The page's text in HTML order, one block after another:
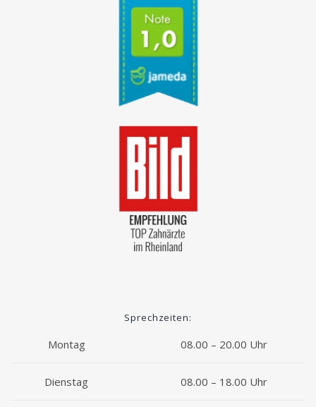
Sprechzeiten:
Montag 08.00 – 20.00 Uhr
Dienstag 08.00 – 18.00 Uhr